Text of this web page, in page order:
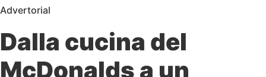
Advertorial
Dalla cucina del
McDonalds a un